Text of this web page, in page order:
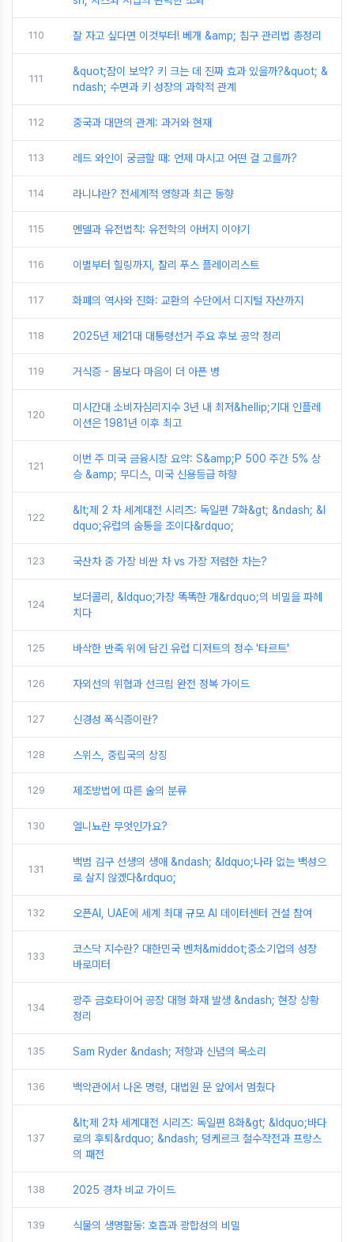
110 잘 자고 싶다면 이것부터! 베개 &amp; 침구 관리법 총정리
111
&quot;잠이 보약? 키 크는 데 진짜 효과 있을까?&quot; &
ndash; 수면과 키 성장의 과학적 관계
112 중국과 대만의 관계: 과거와 현재
113 레드 와인이 궁금할 때: 언제 마시고 어떤 걸 고를까?
114 라니냐란? 전세계적 영향과 최근 동향
115 멘델과 유전법칙: 유전학의 아버지 이야기
116 이별부터 힐링까지, 찰리 푸스 플레이리스트
117 화폐의 역사와 진화: 교환의 수단에서 디지털 자산까지
118 2025년 제21대 대통령선거 주요 후보 공약 정리
119 거식증 - 몸보다 마음이 더 아픈 병
120
미시간대 소비자심리지수 3년 내 최저&hellip;기대 인플레
이션은 1981년 이후 최고
121
이번 주 미국 금융시장 요약: S&amp;P 500 주간 5% 상
승 &amp; 무디스, 미국 신용등급 하향
122
&lt;제 2 차 세계대전 시리즈: 독일편 7화&gt; &ndash; &l
dquo;유럽의 숨통을 조이다&rdquo;
123 국산차 중 가장 비싼 차 vs 가장 저렴한 차는?
124
보더콜리, &ldquo;가장 똑똑한 개&rdquo;의 비밀을 파헤
치다
125 바삭한 반죽 위에 담긴 유럽 디저트의 정수 '타르트'
126 자외선의 위협과 선크림 완전 정복 가이드
127 신경성 폭식증이란?
128 스위스, 중립국의 상징
129 제조방법에 따른 술의 분류
130 엘니뇨란 무엇인가요?
131
백범 김구 선생의 생애 &ndash; &ldquo;나라 없는 백성으
로 살지 않겠다&rdquo;
132 오픈AI, UAE에 세계 최대 규모 AI 데이터센터 건설 참여
133
코스닥 지수란? 대한민국 벤처&middot;중소기업의 성장
바로미터
134
광주 금호타이어 공장 대형 화재 발생 &ndash; 현장 상황
정리
135 Sam Ryder &ndash; 저항과 신념의 목소리
136 백악관에서 나온 명령, 대법원 문 앞에서 멈췄다
137
&lt;제 2차 세계대전 시리즈: 독일편 8화&gt; &ldquo;바다
로의 후퇴&rdquo; &ndash; 덩케르크 철수작전과 프랑스
의 패전
138 2025 경차 비교 가이드
139 식물의 생명활동: 호흡과 광합성의 비밀